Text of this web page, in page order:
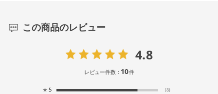
この商品のレビュー
4.8
レビュー件数： 10件
★ 5 (8)